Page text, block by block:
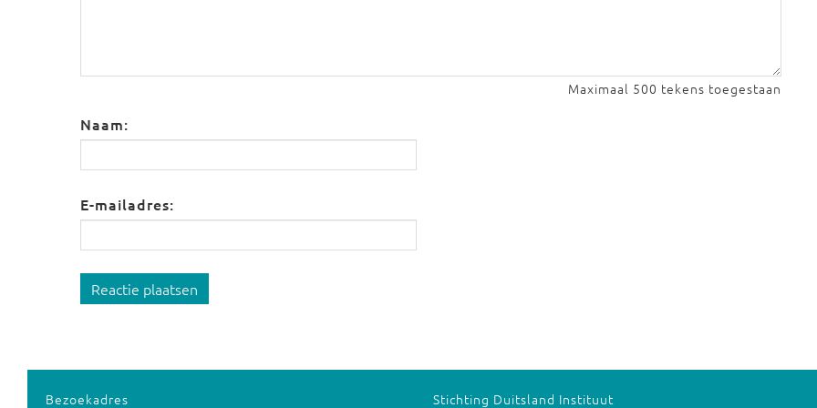
Maximaal 500 tekens toegestaan
Naam:
E-mailadres:
Reactie plaatsen
Bezoekadres Stichting Duitsland Instituut